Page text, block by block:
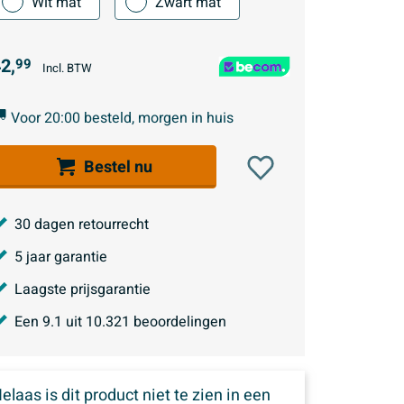
99 Incl. BTW
Voor 20:00 besteld, morgen in huis
Bestel nu
30 dagen retourrecht
5 jaar garantie
Laagste prijsgarantie
Een 9.1 uit 10.321 beoordelingen
is dit product niet te zien in een